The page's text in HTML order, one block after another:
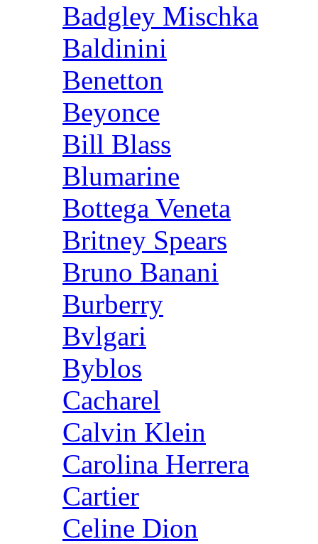
Badgley Mischka
Baldinini
Benetton
Beyonce
Bill Blass
Blumarine
Bottega Veneta
Britney Spears
Bruno Banani
Burberry
Bvlgari
Byblos
Cacharel
Calvin Klein
Carolina Herrera
Cartier
Celine Dion